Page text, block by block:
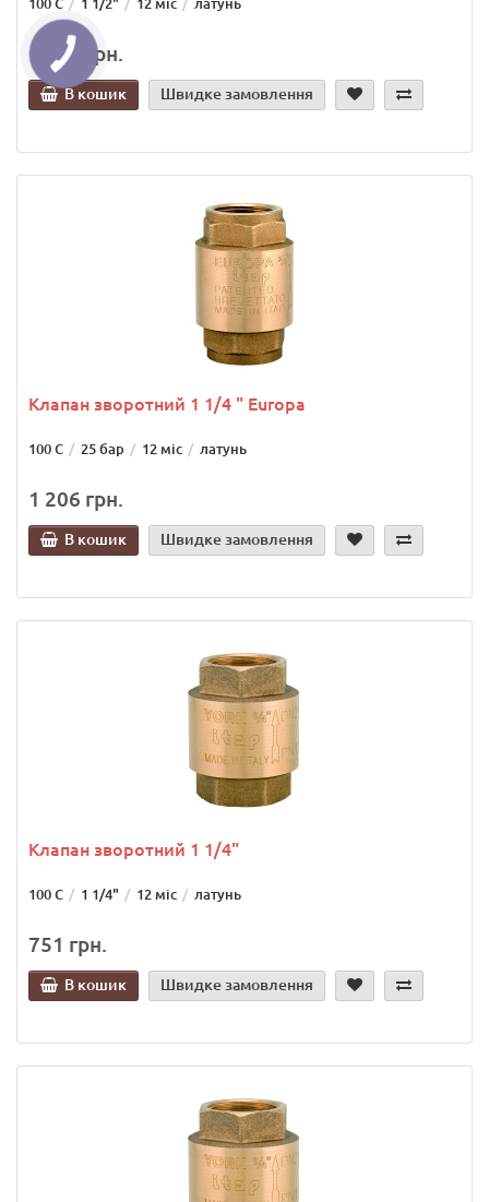
1 110 грн.
В кошик Швидке замовлення
Клапан зворотний 1 1/4 " Europa
100 С 25 бар 12 міс латунь
1 206 грн.
В кошик Швидке замовлення
Клапан зворотний 1 1/4"
100 С 1 1/4" 12 міс латунь
751 грн.
В кошик Швидке замовлення